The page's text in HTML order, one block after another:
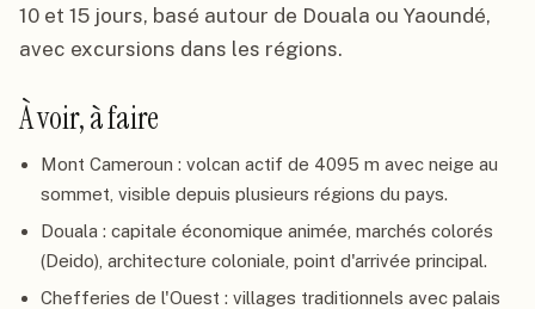
10 et 15 jours, basé autour de Douala ou Yaoundé,
avec excursions dans les régions.
À voir, à faire
Mont Cameroun : volcan actif de 4095 m avec neige au
sommet, visible depuis plusieurs régions du pays.
Douala : capitale économique animée, marchés colorés
(Deido), architecture coloniale, point d'arrivée principal.
Chefferies de l'Ouest : villages traditionnels avec palais